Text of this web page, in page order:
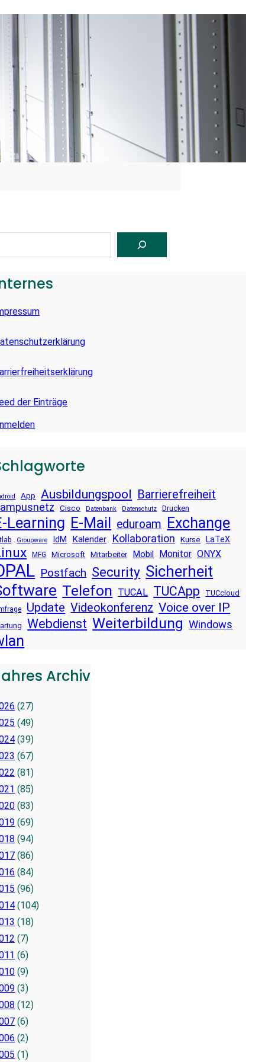
der Einträge
App Ausbildungspool Barrierefreiheit
Cisco Datenbank Datenschutz Drucken
Learning E-Mail eduroam Exchange
Groupware IdM Kalender Kollaboration Kurse LaTeX
MFG Microsoft Mitarbeiter Mobil Monitor ONYX
Postfach Security Sicherheit
Telefon TUCAL TUCApp TUCcloud
Update Videokonferenz Voice over IP
Webdienst Weiterbildung Windows
Archiv
(27)
(49)
(39)
(67)
(81)
(85)
(83)
(69)
(94)
(86)
(84)
(96)
(104)
(18)
(7)
(6)
(9)
(3)
(12)
(6)
(2)
(1)